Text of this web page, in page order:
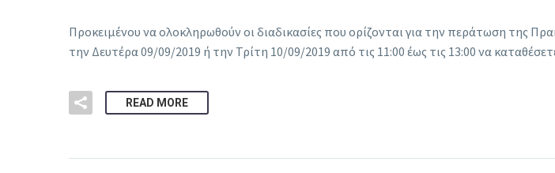
Προκειμένου να ολοκληρωθούν οι διαδικασίες που ορίζονται για την περάτωση της
την Δευτέρα 09/09/2019 ή την Τρίτη 10/09/2019 από τις 11:00 έως τις 13:00 να
READ MORE